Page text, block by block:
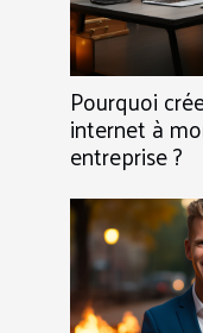
Pourquoi
internet à
entreprise ?